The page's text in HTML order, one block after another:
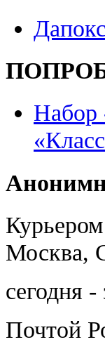
Набор
Москва,
сегодня -
Почтой